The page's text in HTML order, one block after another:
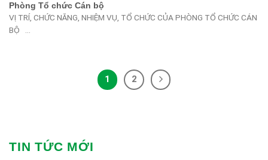
Phòng Tổ chức Cán bộ
VỊ TRÍ, CHỨC NĂNG, NHIỆM VỤ, TỔ CHỨC CỦA PHÒNG TỔ CHỨC CÁN
BỘ ...
1 2
TIN TỨC MỚI